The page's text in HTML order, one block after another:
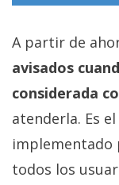
A partir de
avisados
considerada
atenderla. Es
implementado
todos los